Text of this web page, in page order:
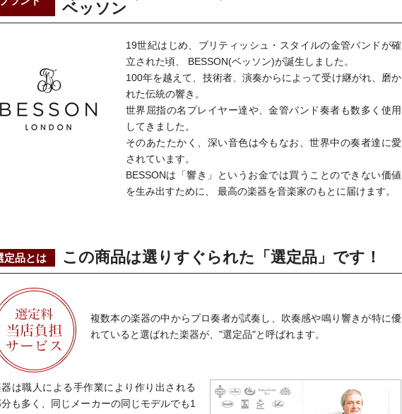
ベッソン
19世紀はじめ、ブリティッシュ・スタイルの金管バンドが確
立された頃、 BESSON(ベッソン)が誕生しました。
100年を越えて、技術者、演奏からによって受け継がれ、磨か
れた伝統の響き。
世界屈指の名プレイヤー達や、金管バンド奏者も数多く使用
してきました。
そのあたたかく、深い音色は今もなお、世界中の奏者達に愛
されています。
BESSONは「響き」というお金では買うことのできない価値
を生み出すために、 最高の楽器を音楽家のもとに届けます。
定品とは この商品は選りすぐられた「選定品」です！
複数本の楽器の中からプロ奏者が試奏し、吹奏感や鳴り響きが特に優
れていると選ばれた楽器が、"選定品"と呼ばれます。
は職人による手作業により作り出される
も多く、同じメーカーの同じモデルでも1